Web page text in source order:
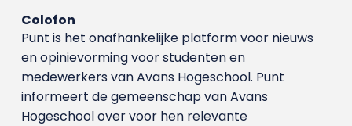
Colofon
Punt is het onafhankelijke platform voor nieuws
en opinievorming voor studenten en
medewerkers van Avans Hoge­school. Punt
informeert de gemeenschap van Avans
Hogeschool over voor hen relevante